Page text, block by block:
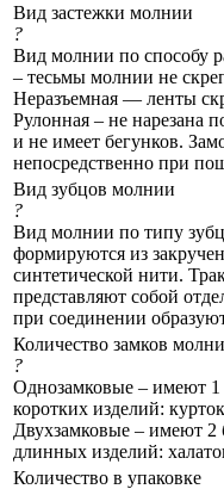
Вид застежки молнии
?
Вид молнии по способу
– тесьмы молнии не
Неразъемная — ленты
Рулонная – не нарезана
и не имеет бегунков.
непосредственно при
Вид зубцов молнии
?
Вид молнии по типу
формируются из
синтетической нити.
представляют собой
при соединении
Количество замков
?
Однозамковые – имеют 1
коротких изделий:
Двухзамковые – имеют 2
длинных изделий:
Количество в упаковке